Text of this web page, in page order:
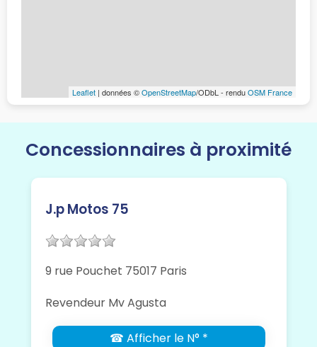
Leaflet | données ©OpenStreetMap/ODbL - renduOSM France
Concessionnaires à proximité
J.p Motos 75
9 rue Pouchet 75017 Paris
Revendeur Mv Agusta
☎ Afficher le N° *